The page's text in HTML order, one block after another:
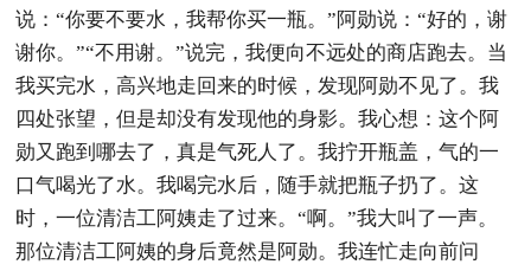
说：“你要不要水，我帮你买一瓶。”阿勋说：“好的，谢
谢你。”“不用谢。”说完，我便向不远处的商店跑去。当
我买完水，高兴地走回来的时候，发现阿勋不见了。我
四处张望，但是却没有发现他的身影。我心想：这个阿
勋又跑到哪去了，真是气死人了。我拧开瓶盖，气的一
口气喝光了水。我喝完水后，随手就把瓶子扔了。这
时，一位清洁工阿姨走了过来。“啊。”我大叫了一声。
那位清洁工阿姨的身后竟然是阿勋。我连忙走向前问